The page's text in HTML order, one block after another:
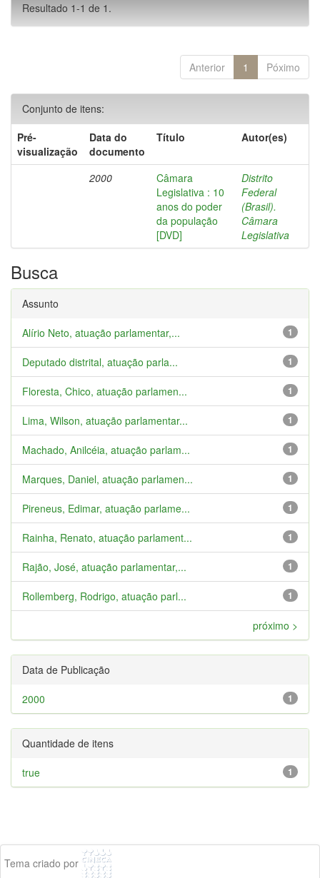
Resultado 1-1 de 1.
Anterior 1 Póximo
Conjunto de itens:
Pré-
visualização
Data do
documento
Título Autor(es)
2000
Câmara
Legislativa : 10
anos do poder
da população
[DVD]
Distrito
Federal
(Brasil).
Câmara
Legislativa
Busca
Assunto
1
Alírio Neto, atuação parlamentar,...
1
Deputado distrital, atuação parla...
1
Floresta, Chico, atuação parlamen...
1
Lima, Wilson, atuação parlamentar...
1
Machado, Anilcéia, atuação parlam...
1
Marques, Daniel, atuação parlamen...
1
Pireneus, Edimar, atuação parlame...
1
Rainha, Renato, atuação parlament...
1
Rajão, José, atuação parlamentar,...
1
Rollemberg, Rodrigo, atuação parl...
próximo >
Data de Publicação
1
2000
Quantidade de itens
1
true
Tema criado por